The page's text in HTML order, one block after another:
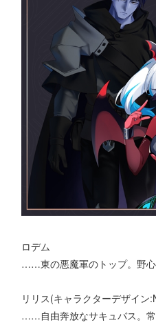
ロデム
……東の悪魔軍のトップ。野心
リリス(キャラクターデザイン
……自由奔放なサキュバス。常